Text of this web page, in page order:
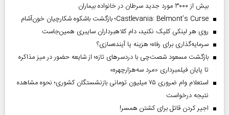
بیش از ۳۰۰۰ مورد جدید سرطان در خانواده بیماران
Castlevania: Belmont’s Curse؛ بازگشت باشکوه شکارچیان خون‌آشام
روی هر لینکی کلیک نکنید، دام کلاهبرداران سایبری همین‌جاست
سرمایه‌گذاری برای رفاه؛ هزینه یا آینده‌سازی؟
بازگشت مسعود شصت‌چی با دردسر‌های تازه؛ از شایعه حضور در میز مذاکره
تا پایان فیلمبرداری «مرد سه‌هزارچهره»
استعلام وام ضروری ۷۵ میلیون تومانی بازنشستگان کشوری؛ نحوه مشاهده
نتیجه درخواست
اجیر کردن قاتل برای کشتن همسر!